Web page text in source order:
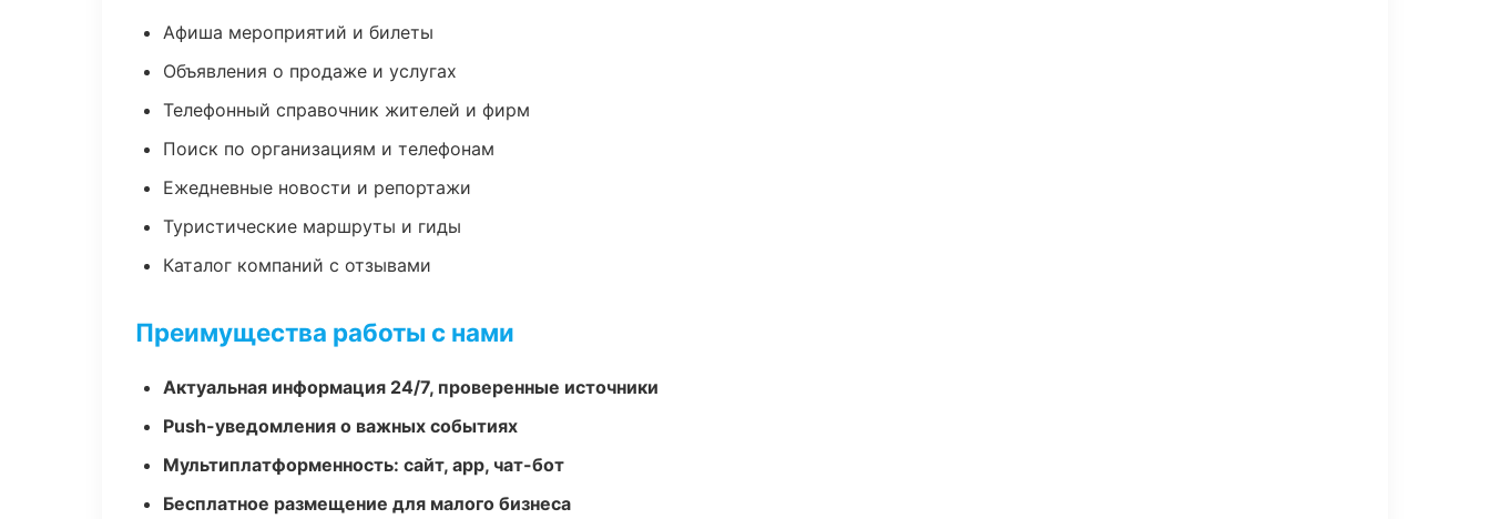
Афиша мероприятий и билеты
Объявления о продаже и услугах
Телефонный справочник жителей и фирм
Поиск по организациям и телефонам
Ежедневные новости и репортажи
Туристические маршруты и гиды
Каталог компаний с отзывами
Преимущества работы с нами
Актуальная информация 24/7, проверенные источники
Push-уведомления о важных событиях
Мультиплатформенность: сайт, app, чат-бот
Бесплатное размещение для малого бизнеса